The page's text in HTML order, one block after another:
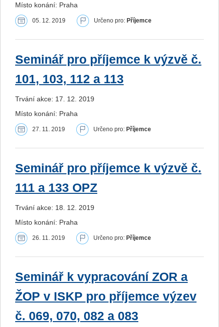
Místo konání: Praha
05. 12. 2019 Určeno pro: Příjemce
Seminář pro příjemce k výzvě č.
101, 103, 112 a 113
Trvání akce: 17. 12. 2019
Místo konání: Praha
27. 11. 2019 Určeno pro: Příjemce
Seminář pro příjemce k výzvě č.
111 a 133 OPZ
Trvání akce: 18. 12. 2019
Místo konání: Praha
26. 11. 2019 Určeno pro: Příjemce
Seminář k vypracování ZOR a
ŽOP v ISKP pro příjemce výzev
č. 069, 070, 082 a 083